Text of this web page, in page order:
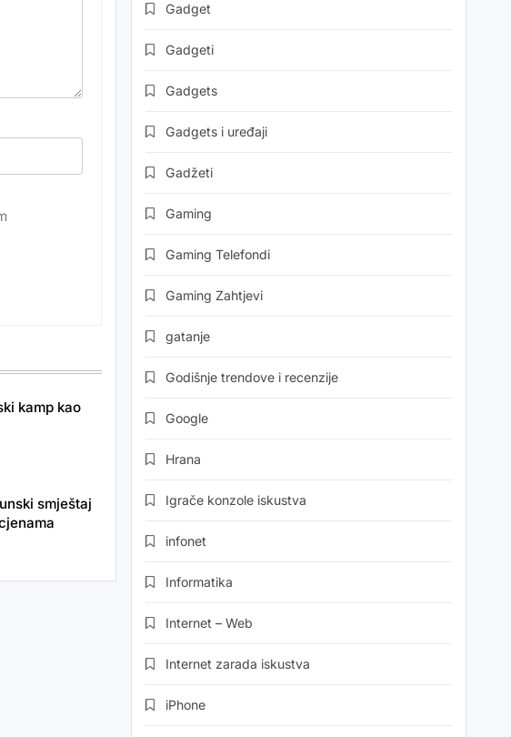
kamp kao
smještaj
Gadget
Gadgeti
Gadgets
Gadgets i uređaji
Gadžeti
Gaming
Gaming Telefondi
Gaming Zahtjevi
gatanje
Godišnje trendove i recenzije
Google
Hrana
Igrače konzole iskustva
infonet
Informatika
Internet – Web
Internet zarada iskustva
iPhone